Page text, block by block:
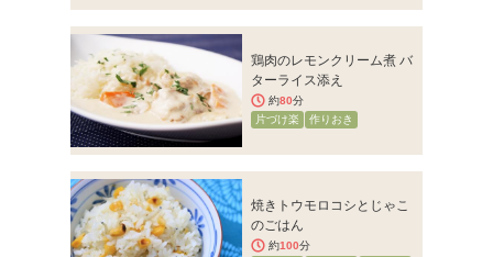
鶏肉のレモンクリーム煮 バ
ターライス添え
約80分
片づけ楽
作りおき
焼きトウモロコシとじゃこ
のごはん
約100分